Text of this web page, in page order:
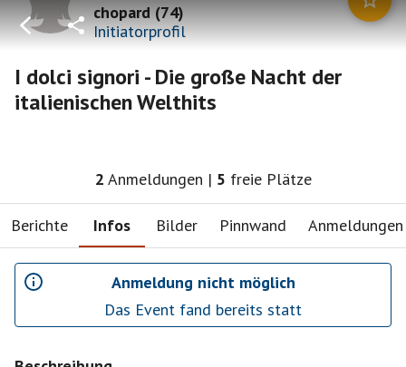
chopard(74)
Initiatorprofil
I dolci signori - Die große Nacht der
italienischen Welthits
2 Anmeldungen | 5 freie Plätze
Berichte Infos Bilder Pinnwand Anmeldungen
Anmeldung nicht möglich
Das Event fand bereits statt